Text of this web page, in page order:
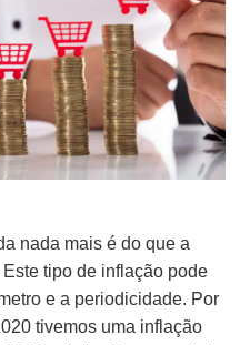
nada mais é do que a
tipo de inflação pode
e a periodicidade. Por
tivemos uma inflação